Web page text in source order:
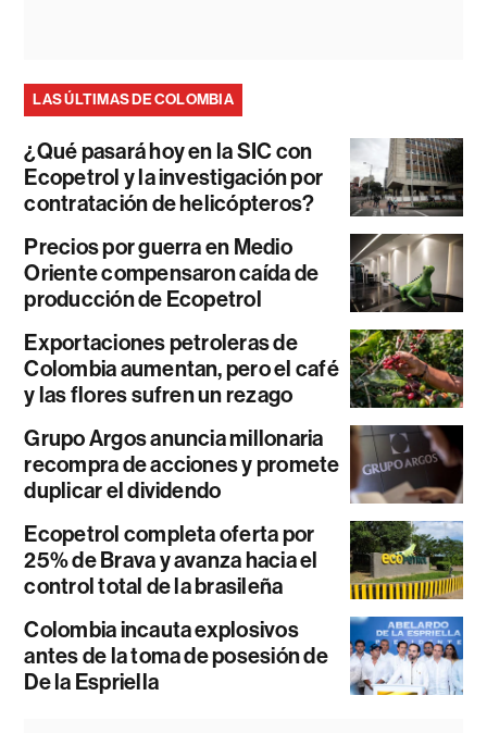
LAS ÚLTIMAS DE COLOMBIA
¿Qué pasará hoy en la SIC con
Ecopetrol y la investigación por
contratación de helicópteros?
Precios por guerra en Medio
Oriente compensaron caída de
producción de Ecopetrol
Exportaciones petroleras de
Colombia aumentan, pero el café
y las flores sufren un rezago
Grupo Argos anuncia millonaria
recompra de acciones y promete
duplicar el dividendo
Ecopetrol completa oferta por
25% de Brava y avanza hacia el
control total de la brasileña
Colombia incauta explosivos
antes de la toma de posesión de
De la Espriella